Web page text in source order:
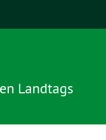
Landtags